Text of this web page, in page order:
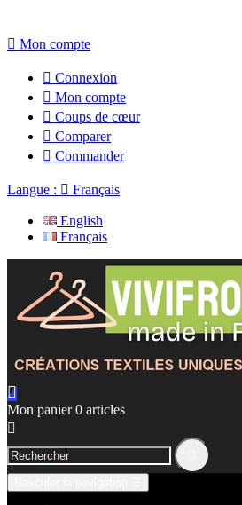
 Mon compte
 Connexion
 Mon compte
 Coups de cœur
 Comparer
 Commander
Langue :  Français
English
Français

Mon panier 0 articles
